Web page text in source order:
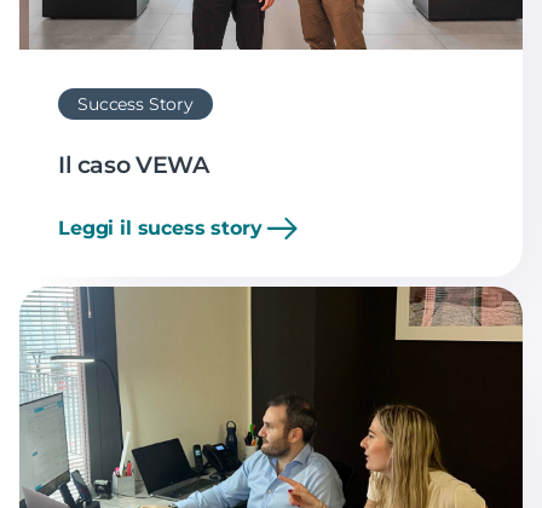
Success Story
Il caso VEWA
Leggi il sucess story